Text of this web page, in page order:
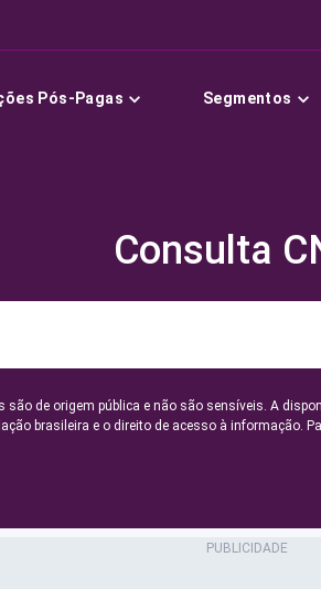
Pós-Pagas Segmentos
Consulta
são de origem pública e não são sensíveis. A
brasileira e o direito de acesso à informação.